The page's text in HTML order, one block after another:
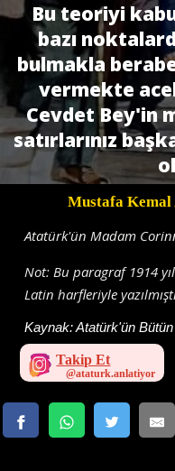
Bu teoriyi
bazı
bulmakla
vermekte
Cevdet Bey'in
satırlarınız
Mustafa
Atatürk'ün Madam
Not: Bu paragraf 1914
Latin harfleriyle
Kaynak:Atatürk'ün
Takip Et